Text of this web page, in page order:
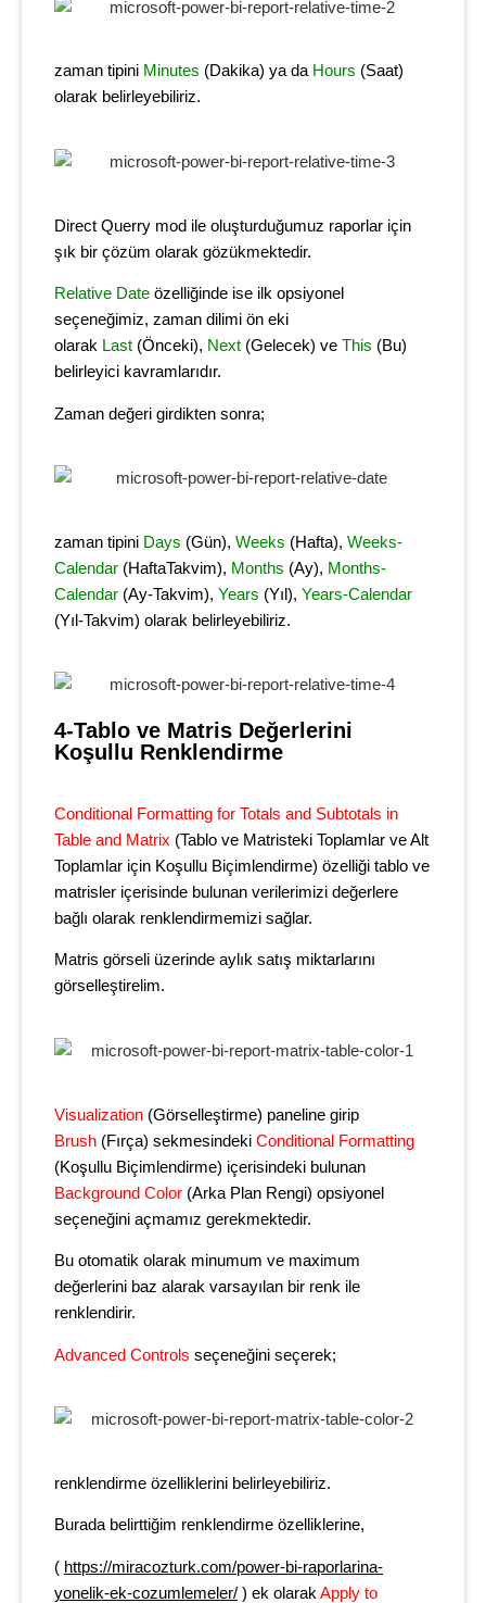
zaman tipini Minutes (Dakika) ya da Hours (Saat)
olarak belirleyebiliriz.
Direct Querry mod ile oluşturduğumuz raporlar için
şık bir çözüm olarak gözükmektedir.
Relative Date özelliğinde ise ilk opsiyonel
seçeneğimiz, zaman dilimi ön eki
olarak Last (Önceki), Next (Gelecek) ve This (Bu)
belirleyici kavramlarıdır.
Zaman değeri girdikten sonra;
zaman tipini Days (Gün), Weeks (Hafta), Weeks-
Calendar (HaftaTakvim), Months (Ay), Months-
Calendar (Ay-Takvim), Years (Yıl), Years-Calendar
(Yıl-Takvim) olarak belirleyebiliriz.
4-Tablo ve Matris Değerlerini
Koşullu Renklendirme
Conditional Formatting for Totals and Subtotals in
Table and Matrix (Tablo ve Matristeki Toplamlar ve Alt
Toplamlar için Koşullu Biçimlendirme) özelliği tablo ve
matrisler içerisinde bulunan verilerimizi değerlere
bağlı olarak renklendirmemizi sağlar.
Matris görseli üzerinde aylık satış miktarlarını
görselleştirelim.
Visualization (Görselleştirme) paneline girip
Brush (Fırça) sekmesindeki Conditional Formatting
(Koşullu Biçimlendirme) içerisindeki bulunan
Background Color (Arka Plan Rengi) opsiyonel
seçeneğini açmamız gerekmektedir.
Bu otomatik olarak minumum ve maximum
değerlerini baz alarak varsayılan bir renk ile
renklendirir.
Advanced Controls seçeneğini seçerek;
renklendirme özelliklerini belirleyebiliriz.
Burada belirttiğim renklendirme özelliklerine,
( https://miracozturk.com/power-bi-raporlarina-
yonelik-ek-cozumlemeler/ ) ek olarak Apply to